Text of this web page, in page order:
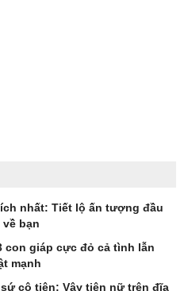
nhất: Tiết lộ ấn tượng đầu
bạn
con giáp cực đỏ cả tình lẫn
mạnh
cô tiên: Vậy tiên nữ trên đĩa